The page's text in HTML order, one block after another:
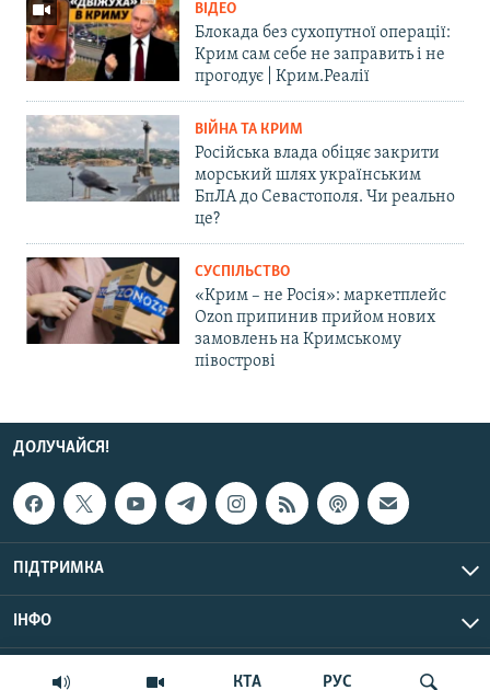
КТА РУС
ВІДЕО
Блокада без сухопутної операції:
Крим сам себе не заправить і не
прогодує | Крим.Реалії
ВІЙНА ТА КРИМ
Російська влада обіцяє закрити
морський шлях українським
БпЛА до Севастополя. Чи реально
це?
СУСПІЛЬСТВО
«Крим – не Росія»: маркетплейс
Ozon припинив прийом нових
замовлень на Кримському
півострові
ДОЛУЧАЙСЯ!
ПІДТРИМКА
ІНФО
© Крим.Реалії, 2026 | Усі права застережено.